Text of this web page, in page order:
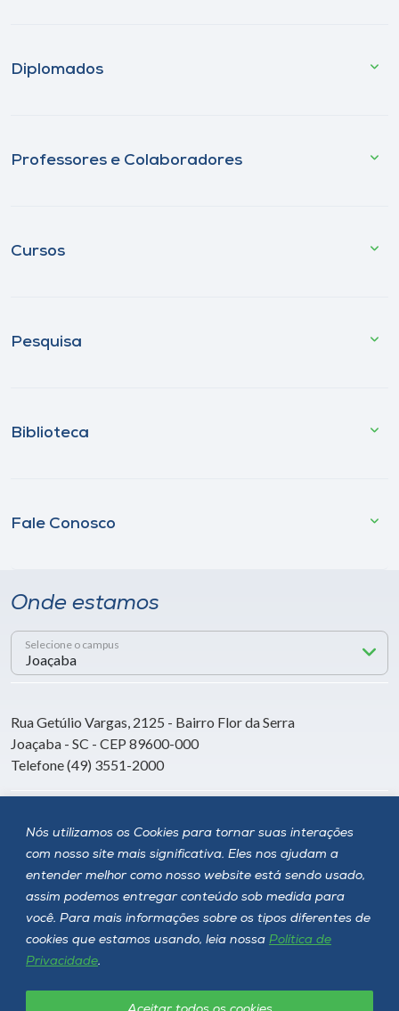
Nós utilizamos os Cookies para tornar suas interações
com nosso site mais significativa. Eles nos ajudam a
entender melhor como nosso website está sendo usado,
assim podemos entregar conteúdo sob medida para
você. Para mais informações sobre os tipos diferentes de
cookies que estamos usando, leia nossa Política de
Privacidade.
Diplomados
Professores e Colaboradores
Cursos
Pesquisa
Biblioteca
Fale Conosco
Onde estamos
Selecione o campus
Rua Getúlio Vargas, 2125 - Bairro Flor da Serra
Joaçaba - SC - CEP 89600-000
Telefone (49) 3551-2000
Siga a Unoesc